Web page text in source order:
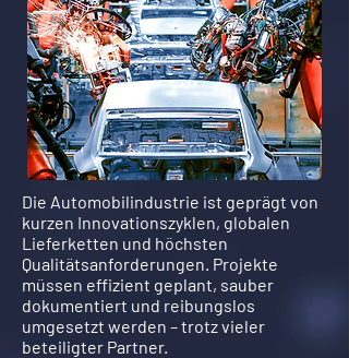
Die Automobilindustrie ist geprägt von
kurzen Innovationszyklen, globalen
Lieferketten und höchsten
Qualitätsanforderungen. Projekte
müssen effizient geplant, sauber
dokumentiert und reibungslos
umgesetzt werden – trotz vieler
beteiligter Partner.